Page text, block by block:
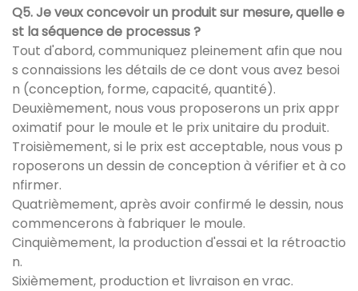
Q5. Je veux concevoir un produit sur mesure, quelle e
st la séquence de processus ?
Tout d'abord, communiquez pleinement afin que nou
s connaissions les détails de ce dont vous avez besoi
n (conception, forme, capacité, quantité).
Deuxièmement, nous vous proposerons un prix appr
oximatif pour le moule et le prix unitaire du produit.
Troisièmement, si le prix est acceptable, nous vous p
roposerons un dessin de conception à vérifier et à co
nfirmer.
Quatrièmement, après avoir confirmé le dessin, nous
commencerons à fabriquer le moule.
Cinquièmement, la production d'essai et la rétroactio
n.
Sixièmement, production et livraison en vrac.